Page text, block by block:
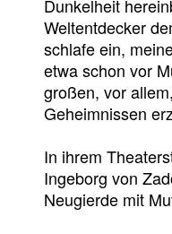
Dunkelheit
Weltentdecker
schlafe ein,
etwa schon vor
großen, vor
Geheimnissen
In ihrem
Ingeborg von
Neugierde mit